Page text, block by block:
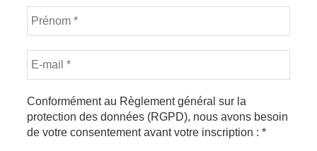
Conformément au Règlement général sur la
protection des données (RGPD), nous avons besoin
de votre consentement avant votre inscription : *